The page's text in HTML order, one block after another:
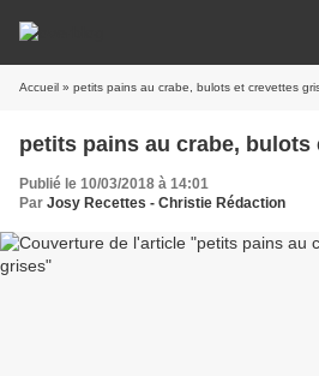
Accueil » petits pains au crabe, bulots et crevettes
petits pains au crabe,
Publié le 10/03/2018 à 14:01
Par Josy Recettes - Christie Rédaction